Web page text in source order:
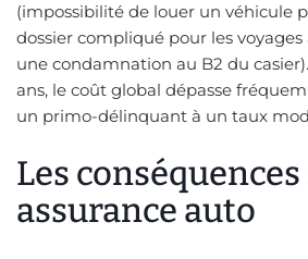
(impossibilité de louer un véhicule
dossier compliqué pour les
une condamnation au B2 du
ans, le coût global dépasse
un primo-délinquant à un taux
Les
assurance auto